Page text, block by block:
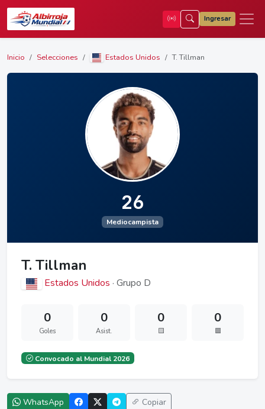
Ingresar
Inicio Selecciones Estados Unidos T. Tillman
26
Mediocampista
T. Tillman
Estados Unidos · Grupo D
0
Goles
0
Asist.
0
🟨
0
🟥
Convocado al Mundial 2026
WhatsApp Copiar